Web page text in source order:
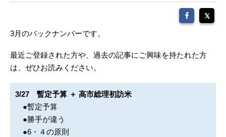
3月のバックナンバーです。
最近ご登録された方や、過去の記事にご興味を持たれた方
は、ぜひお読みください。
3/27 暫定予算 ＋ 高市総理初訪米
●暫定予算
●勝手が違う
●6・４の原則